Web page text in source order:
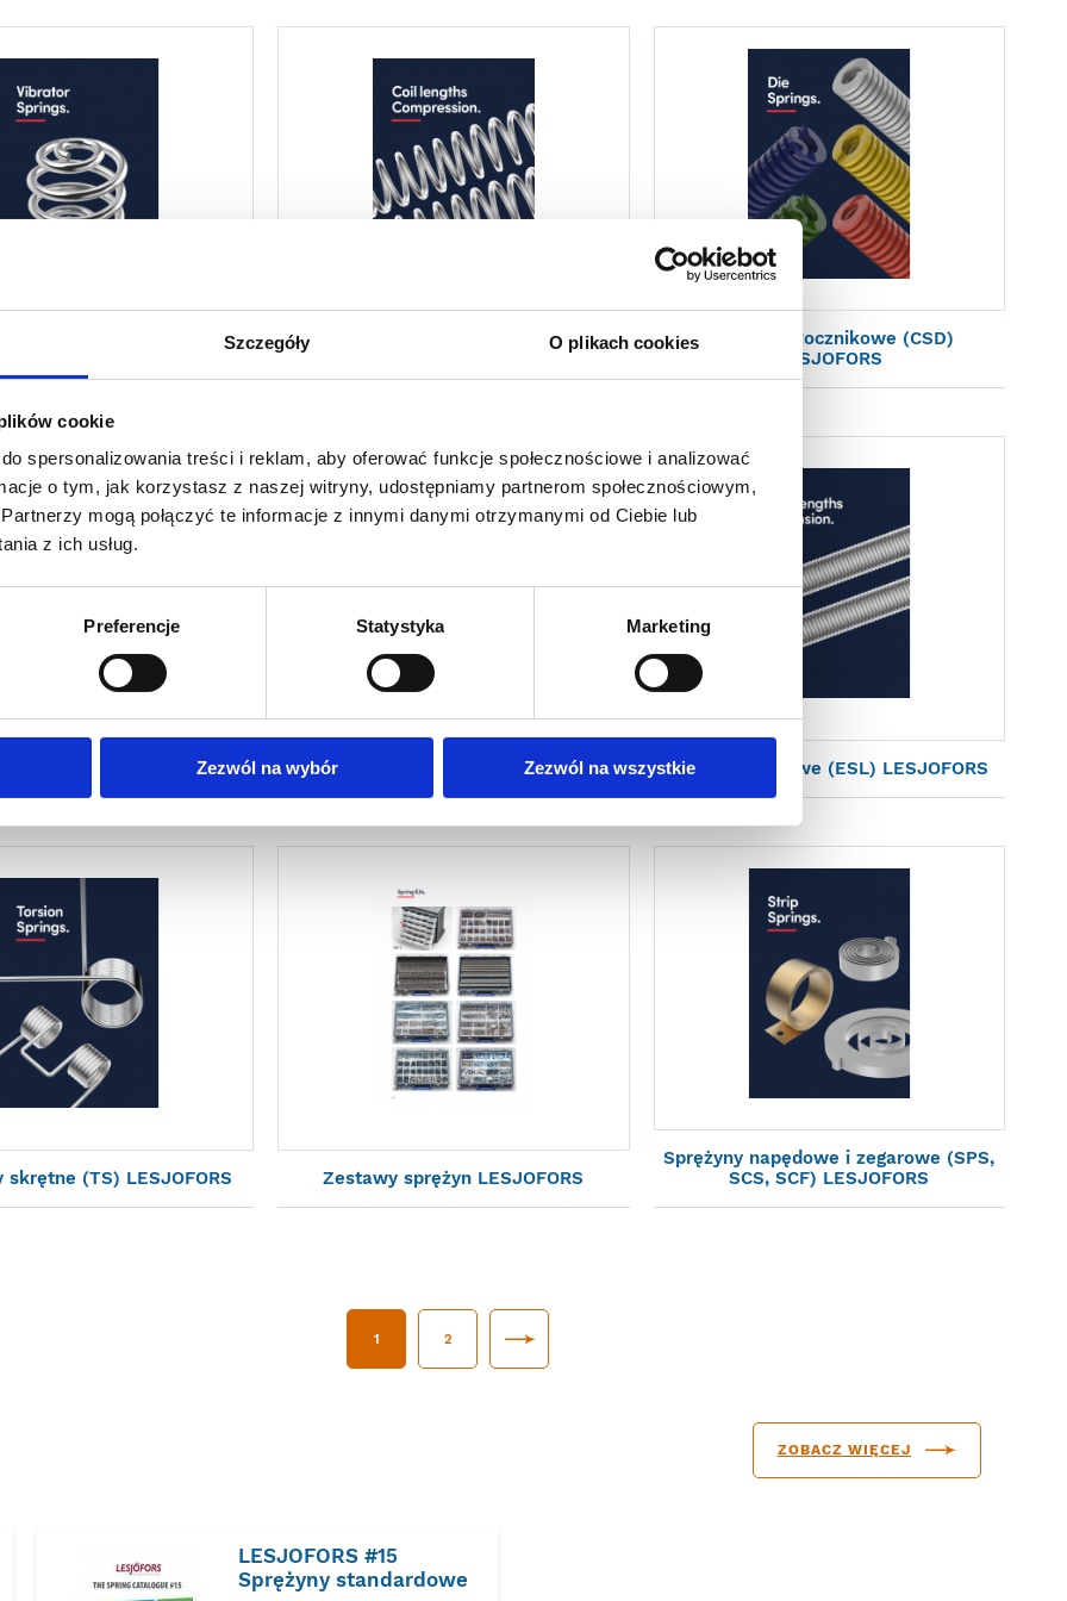
Szczegóły O plikach cookies
cookie
spersonalizowania treści i reklam, aby oferować funkcje społecznościowe i analizować
o tym, jak korzystasz z naszej witryny, udostępniamy partnerom społecznościowym,
mogą połączyć te informacje z innymi danymi otrzymanymi od Ciebie lub
z ich usług.
Preferencje Statystyka Marketing
Zezwól na wybór Zezwól na wszystkie
Zwoje naciskowe (CSL) LESJOFORS
Sprężyny tłocznikowe (CSD)
LESJOFORS
(ES) LESJOFORS
Sprężyny naciągowe HD (ESTL)
Zwoje naciągowe (ESL) LESJOFORS
skrętne (TS) LESJOFORS Zestawy sprężyn LESJOFORS
Sprężyny napędowe i zegarowe (SPS,
SCS, SCF) LESJOFORS
1 2
LESJOFORS #15
Sprężyny standardowe
ZOBACZ WIĘCEJ